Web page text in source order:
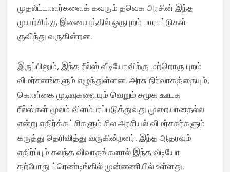
முதலீட்டாளர்களைக் கவரும் தவெக அரசின் இந்த
முயற்சிக்கு இணையத்தில் ஒருபுறம் பாராட்டுகள்
குவிந்து வருகின்றன.
இருப்பினும், இந்த ரீல்ஸ் வீடியோவிற்கு மற்றொரு புறம்
விமர்சனங்களும் எழுந்துள்ளன. அரசு நிர்வாகத்தையும்,
கொள்கை முடிவுகளையும் வெறும் சமூக ஊடக
ரீல்ஸ்கள் மூலம் விளம்பரப்படுத்துவது முறையானதல்ல
என்று எதிர்க்கட்சிகளும் சில அரசியல் விமர்சகர்களும்
கருத்து தெரிவித்து வருகின்றனர். இந்த ஆதரவும்
எதிர்ப்பும் கலந்த விவாதங்களால் இந்த வீடியோ
தற்போது ட்ரெண்டிங்கில் முன்னணியில் உள்ளது.